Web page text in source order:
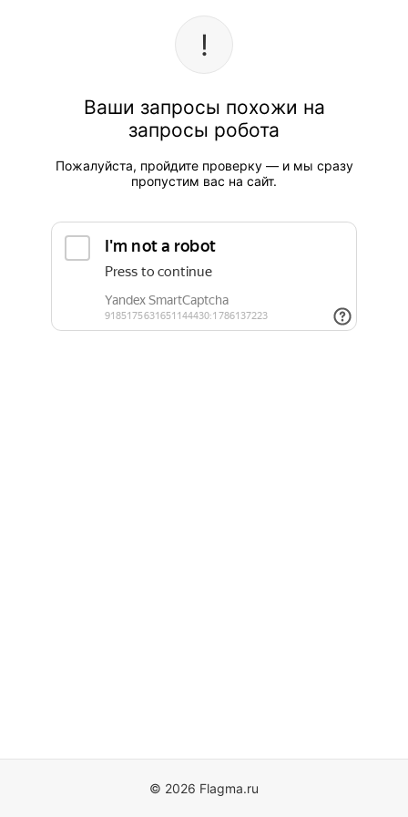
Ваши запросы похожи на
запросы робота
Пожалуйста, пройдите проверку — и мы сразу
пропустим вас на сайт.
© 2026 Flagma.ru